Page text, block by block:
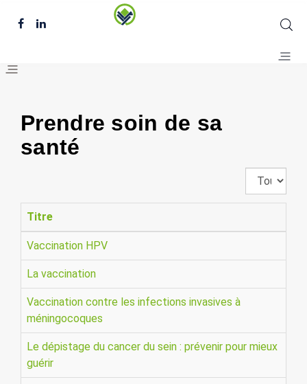
Prendre soin de sa
santé
Affichage
#
Titre
Vaccination HPV
La vaccination
Vaccination contre les infections invasives à
méningocoques
Le dépistage du cancer du sein : prévenir pour mieux
guérir